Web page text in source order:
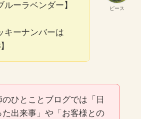
ピース
ルーラベンダー】
キーナンバーは
のひとことブログでは「日
た出来事」や「お客様との